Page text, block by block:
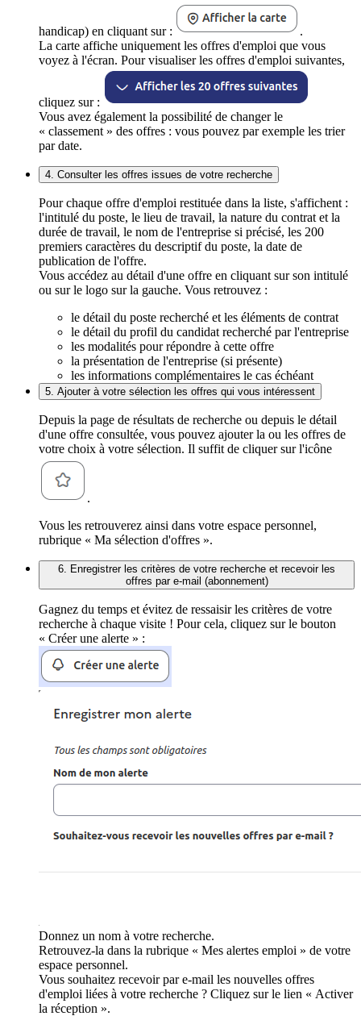
handicap) en cliquant sur :
.
La carte affiche uniquement les offres d'emploi que vous
voyez à l'écran. Pour visualiser les offres d'emploi suivantes,
cliquez sur :
Vous avez également la possibilité de changer le
« classement » des offres : vous pouvez par exemple les trier
par date.
4. Consulter les offres issues de votre recherche
Pour chaque offre d'emploi restituée dans la liste, s'affichent :
l'intitulé du poste, le lieu de travail, la nature du contrat et la
durée de travail, le nom de l'entreprise si précisé, les 200
premiers caractères du descriptif du poste, la date de
publication de l'offre.
Vous accédez au détail d'une offre en cliquant sur son intitulé
ou sur le logo sur la gauche. Vous retrouvez :
le détail du poste recherché et les éléments de contrat
le détail du profil du candidat recherché par l'entreprise
les modalités pour répondre à cette offre
la présentation de l'entreprise (si présente)
les informations complémentaires le cas échéant
5. Ajouter à votre sélection les offres qui vous intéressent
Depuis la page de résultats de recherche ou depuis le détail
d'une offre consultée, vous pouvez ajouter la ou les offres de
votre choix à votre sélection. Il suffit de cliquer sur l'icône
.
Vous les retrouverez ainsi dans votre espace personnel,
rubrique « Ma sélection d'offres ».
6. Enregistrer les critères de votre recherche et recevoir les
offres par e-mail (abonnement)
Gagnez du temps et évitez de ressaisir les critères de votre
recherche à chaque visite ! Pour cela, cliquez sur le bouton
« Créer une alerte » :
Donnez un nom à votre recherche.
Retrouvez-la dans la rubrique « Mes alertes emploi » de votre
espace personnel.
Vous souhaitez recevoir par e-mail les nouvelles offres
d'emploi liées à votre recherche ? Cliquez sur le lien « Activer
la réception ».